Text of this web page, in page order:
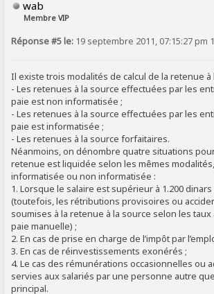
wab
Membre VIP
Réponse #5 le: 19 septembre 2011, 07:15:27 pm
Il existe trois modalités de calcul de la retenue à
- Les retenues à la source effectuées par les
paie est non informatisée ;
- Les retenues à la source effectuées par les
paie est informatisée ;
- Les retenues à la source forfaitaires.
Néanmoins, on dénombre quatre situations
retenue est liquidée selon les mêmes
informatisée ou non informatisée :
1. Lorsque le salaire est supérieur à 1.200
(toutefois, les rétributions provisoires ou
soumises à la retenue à la source selon les taux
paie manuelle) ;
2. En cas de prise en charge de l’impôt par
3. En cas de réinvestissements exonérés ;
4. Le cas des rémunérations occasionnelles ou
servies aux salariés par une personne autre
principal.